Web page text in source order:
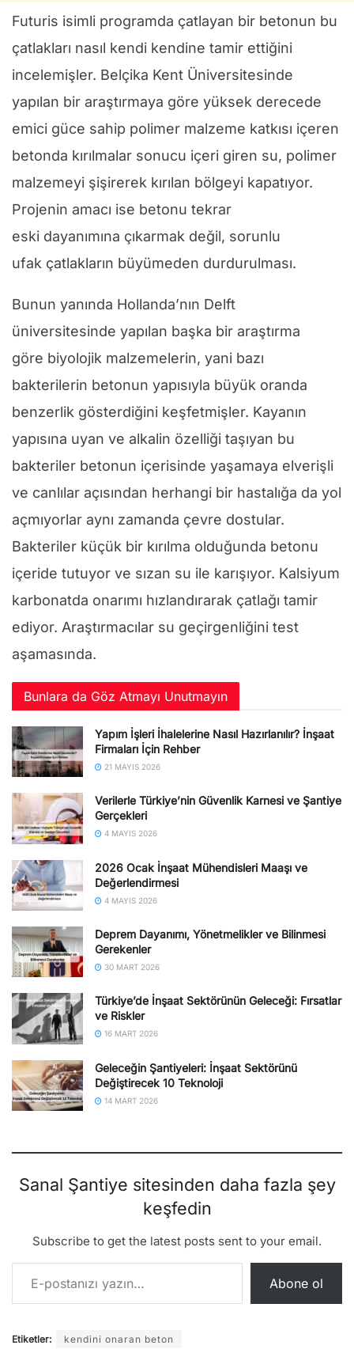
Futuris isimli programda çatlayan bir betonun bu
çatlakları nasıl kendi kendine tamir ettiğini
incelemişler. Belçika Kent Üniversitesinde
yapılan bir araştırmaya göre yüksek derecede
emici güce sahip polimer malzeme katkısı içeren
betonda kırılmalar sonucu içeri giren su, polimer
malzemeyi şişirerek kırılan bölgeyi kapatıyor.
Projenin amacı ise betonu tekrar
eski dayanımına çıkarmak değil, sorunlu
ufak çatlakların büyümeden durdurulması.
Bunun yanında Hollanda’nın Delft
üniversitesinde yapılan başka bir araştırma
göre biyolojik malzemelerin, yani bazı
bakterilerin betonun yapısıyla büyük oranda
benzerlik gösterdiğini keşfetmişler. Kayanın
yapısına uyan ve alkalin özelliği taşıyan bu
bakteriler betonun içerisinde yaşamaya elverişli
ve canlılar açısından herhangi bir hastalığa da yol
açmıyorlar aynı zamanda çevre dostular.
Bakteriler küçük bir kırılma olduğunda betonu
içeride tutuyor ve sızan su ile karışıyor. Kalsiyum
karbonatda onarımı hızlandırarak çatlağı tamir
ediyor. Araştırmacılar su geçirgenliğini test
aşamasında.
Bunlara da Göz Atmayı Unutmayın
Yapım İşleri İhalelerine Nasıl Hazırlanılır? İnşaat
Firmaları İçin Rehber
21 MAYIS 2026
Verilerle Türkiye’nin Güvenlik Karnesi ve Şantiye
Gerçekleri
4 MAYIS 2026
2026 Ocak İnşaat Mühendisleri Maaşı ve
Değerlendirmesi
4 MAYIS 2026
Deprem Dayanımı, Yönetmelikler ve Bilinmesi
Gerekenler
30 MART 2026
Türkiye’de İnşaat Sektörünün Geleceği: Fırsatlar
ve Riskler
16 MART 2026
Geleceğin Şantiyeleri: İnşaat Sektörünü
Değiştirecek 10 Teknoloji
14 MART 2026
Sanal Şantiye sitesinden daha fazla şey
keşfedin
Subscribe to get the latest posts sent to your email.
E-postanızı yazın…
Abone ol
Etiketler: kendini onaran beton